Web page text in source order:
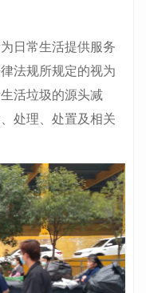
日常生活提供服务
法规所规定的视为
活垃圾的源头减
处理、处置及相关